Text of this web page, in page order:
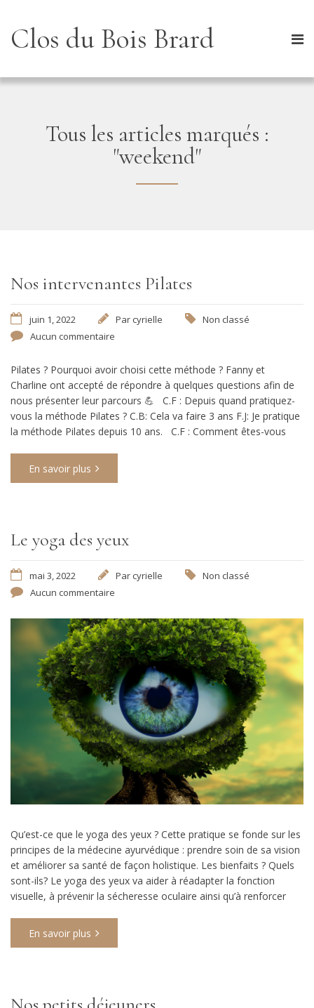
Clos du Bois Brard
Tous les articles marqués :
"weekend"
Nos intervenantes Pilates
juin 1, 2022 Par cyrielle
Non classé
Aucun commentaire
Pilates ? Pourquoi avoir choisi cette méthode ? Fanny et
Charline ont accepté de répondre à quelques questions afin de
nous présenter leur parcours 💪​ C.F : Depuis quand pratiquez-
vous la méthode Pilates ? C.B: Cela va faire 3 ans F.J: Je pratique
la méthode Pilates depuis 10 ans. C.F : Comment êtes-vous
En savoir plus
Le yoga des yeux
mai 3, 2022 Par cyrielle
Non classé
Aucun commentaire
Qu’est-ce que le yoga des yeux ? Cette pratique se fonde sur les
principes de la médecine ayurvédique : prendre soin de sa vision
et améliorer sa santé de façon holistique. Les bienfaits ? Quels
sont-ils? Le yoga des yeux va aider à réadapter la fonction
visuelle, à prévenir la sécheresse oculaire ainsi qu’à renforcer
En savoir plus